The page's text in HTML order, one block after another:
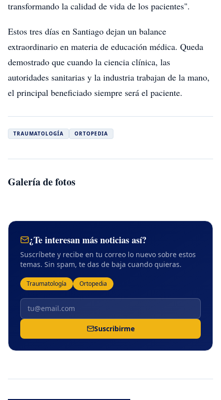
transformando la calidad de vida de los pacientes".
Estos tres días en Santiago dejan un balance
extraordinario en materia de educación médica. Queda
demostrado que cuando la ciencia clínica, las
autoridades sanitarias y la industria trabajan de la mano,
el principal beneficiado siempre será el paciente.
TRAUMATOLOGÍA ORTOPEDIA
Galería de fotos
¿Te interesan más noticias así?
Suscríbete y recibe en tu correo lo nuevo sobre estos
temas. Sin spam, te das de baja cuando quieras.
Traumatología Ortopedia
Suscribirme